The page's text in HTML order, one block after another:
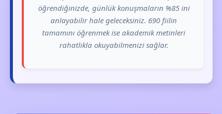
öğrendiğinizde, günlük konuşmaların %85 ini
anlayabilir hale geleceksiniz. 690 fiilin
tamamını öğrenmek ise akademik metinleri
rahatlıkla okuyabilmenizi sağlar.